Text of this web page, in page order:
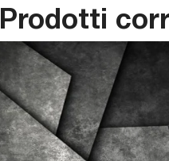
Prodotti